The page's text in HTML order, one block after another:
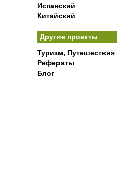
Испанский
Китайский
Другие проекты
Туризм, Путешествия
Рефераты
Блог